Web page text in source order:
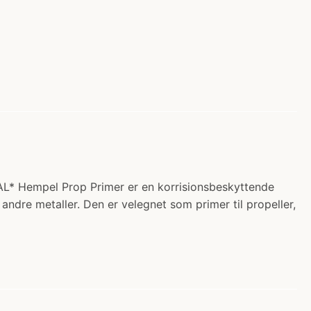
Hempel Prop Primer er en korrisionsbeskyttende
metaller. Den er velegnet som primer til propeller,